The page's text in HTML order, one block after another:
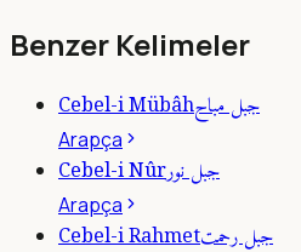
Benzer Kelimeler
Cebel-i Mübâhجبل مباح
Arapça
Cebel-i Nûrجبل نور
Arapça
Cebel-i Rahmetجبل رحمت